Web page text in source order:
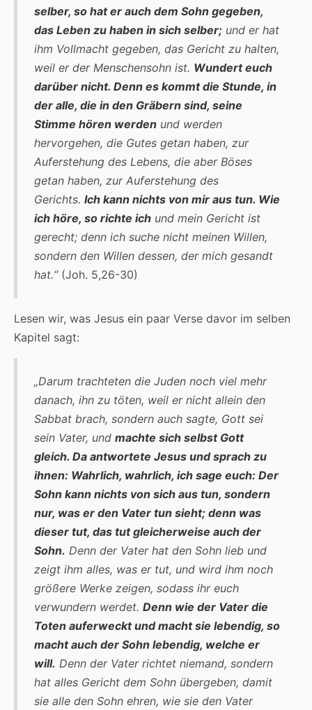
selber, so hat er auch dem Sohn gegeben,
das Leben zu haben in sich selber; und er hat
ihm Vollmacht gegeben, das Gericht zu halten,
weil er der Menschensohn ist. Wundert euch
darüber nicht. Denn es kommt die Stunde, in
der alle, die in den Gräbern sind, seine
Stimme hören werden und werden
hervorgehen, die Gutes getan haben, zur
Auferstehung des Lebens, die aber Böses
getan haben, zur Auferstehung des
Gerichts. Ich kann nichts von mir aus tun. Wie
ich höre, so richte ich und mein Gericht ist
gerecht; denn ich suche nicht meinen Willen,
sondern den Willen dessen, der mich gesandt
hat.“(Joh. 5,26-30)
Lesen wir, was Jesus ein paar Verse davor im selben
Kapitel sagt:
„Darum trachteten die Juden noch viel mehr
danach, ihn zu töten, weil er nicht allein den
Sabbat brach, sondern auch sagte, Gott sei
sein Vater, und machte sich selbst Gott
gleich. Da antwortete Jesus und sprach zu
ihnen: Wahrlich, wahrlich, ich sage euch: Der
Sohn kann nichts von sich aus tun, sondern
nur, was er den Vater tun sieht; denn was
dieser tut, das tut gleicherweise auch der
Sohn. Denn der Vater hat den Sohn lieb und
zeigt ihm alles, was er tut, und wird ihm noch
größere Werke zeigen, sodass ihr euch
verwundern werdet. Denn wie der Vater die
Toten auferweckt und macht sie lebendig, so
macht auch der Sohn lebendig, welche er
will. Denn der Vater richtet niemand, sondern
hat alles Gericht dem Sohn übergeben, damit
sie alle den Sohn ehren, wie sie den Vater